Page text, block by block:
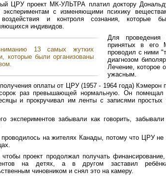
ЦРУ проект МК-УЛЬТРА платил доктору
экспериментам с изменяющими психику
и контроля сознания, которые
индивидов.
13 самых жутких
которые были организованы
Для проведения
принятых в его
проводил с ними
диагнозом
Лечение, которое
ужасным.
оплаты от ЦРУ (1957 - 1964 года)
сорок раз превышающей нормальную. Он
и прокручивал им ленты с записями
экспериментов забывали как говорить,
на жителях Канады, потому что ЦРУ не
чтобы проект продолжал получать
на детях, а в другом заставил
чиновником и снял это на камеру.